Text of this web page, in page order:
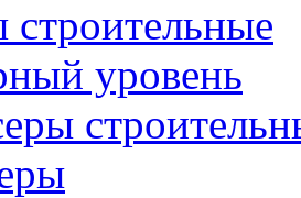
уровень